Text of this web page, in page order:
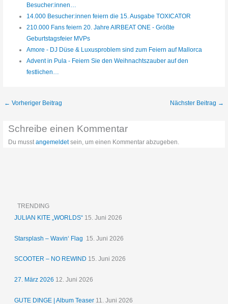
Besucher:innen…
14.000 Besucher:innen feiern die 15. Ausgabe TOXICATOR
210.000 Fans feiern 20. Jahre AIRBEAT ONE - Größte
Geburtstagsfeier MVPs
Amore - DJ Düse & Luxusproblem sind zum Feiern auf Mallorca
Advent in Pula - Feiern Sie den Weihnachtszauber auf den
festlichen…
← Vorheriger Beitrag Nächster Beitrag →
Schreibe einen Kommentar
Du musstangemeldetsein, um einen Kommentar abzugeben.
TRENDING
JULIAN KITE „WORLDS“ 15. Juni 2026
Starsplash – Wavin‘ Flag 15. Juni 2026
SCOOTER – NO REWIND 15. Juni 2026
27. März 2026 12. Juni 2026
GUTE DINGE | Album Teaser 11. Juni 2026